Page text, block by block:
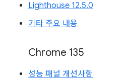
Lighthouse 12.5.0
기타 주요 내용
Chrome 135
성능 패널 개선사항